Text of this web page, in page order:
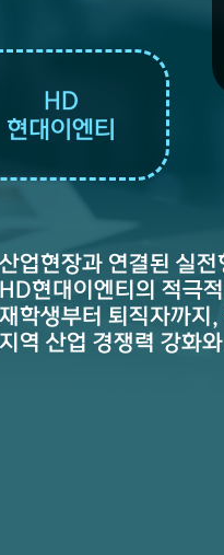
HD
현대이엔티
산업현장과 연결된 실전
HD현대이엔티의 적극
재학생부터 퇴직자까지
지역 산업 경쟁력 강화